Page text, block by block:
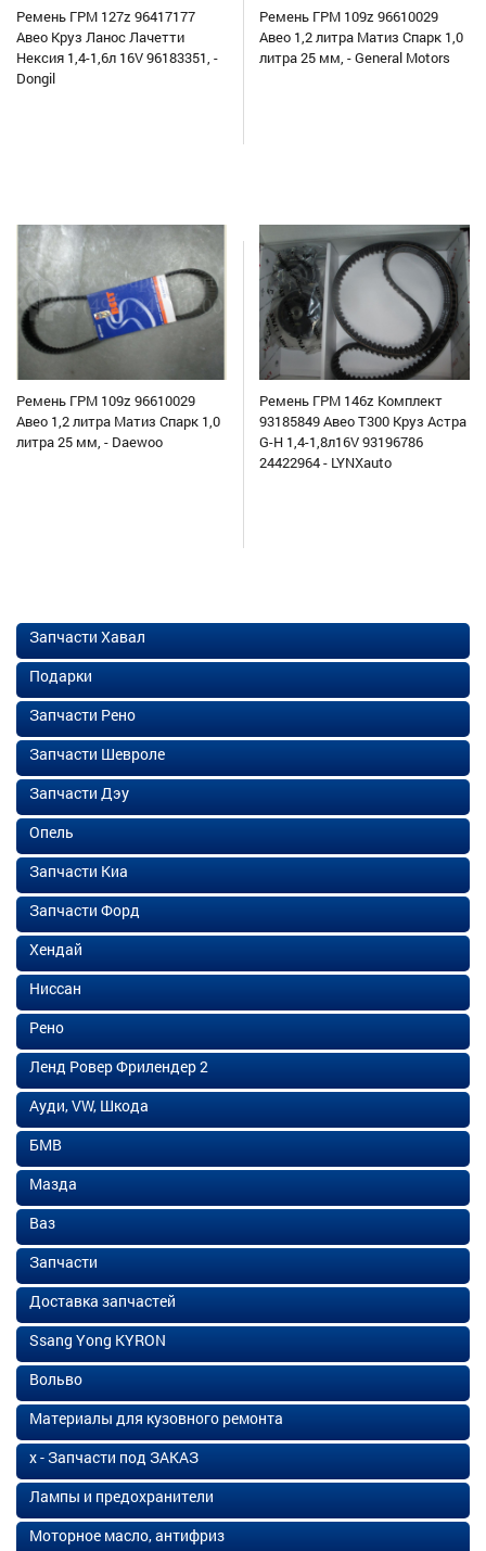
Ремень ГРМ 127z 96417177
Авео Круз Ланос Лачетти
Нексия 1,4-1,6л 16V 96183351, -
Dongil
Ремень ГРМ 109z 96610029
Авео 1,2 литра Матиз Спарк 1,0
литра 25 мм, - General Motors
Ремень ГРМ 109z 96610029
Авео 1,2 литра Матиз Спарк 1,0
литра 25 мм, - Daewoo
Ремень ГРМ 146z Комплект
93185849 Авео Т300 Круз Астра
G-H 1,4-1,8л16V 93196786
24422964 - LYNXauto
Запчасти Хавал
Подарки
Запчасти Рено
Запчасти Шевроле
Запчасти Дэу
Опель
Запчасти Киа
Запчасти Форд
Хендай
Ниссан
Рено
Ленд Ровер Фрилендер 2
Ауди, VW, Шкода
БМВ
Мазда
Ваз
Запчасти
Доставка запчастей
Ssang Yong KYRON
Вольво
Материалы для кузовного ремонта
х - Запчасти под ЗАКАЗ
Лампы и предохранители
Моторное масло, антифриз